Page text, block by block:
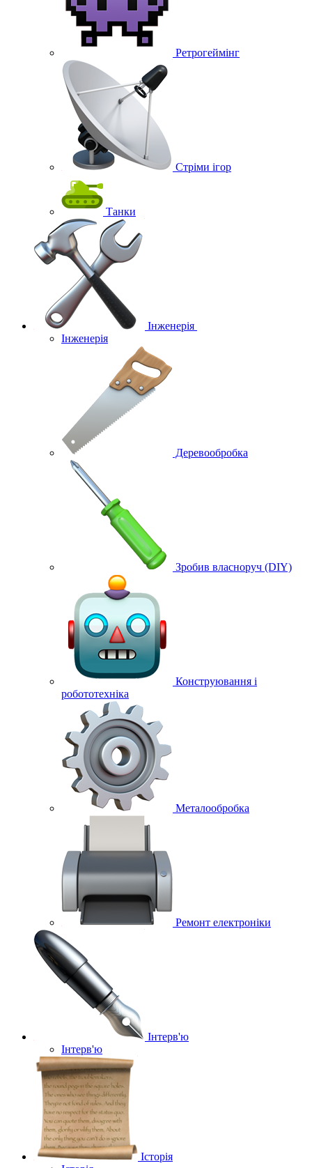
Ретрогеймінг
Стріми ігор
Танки
Інженерія
Інженерія
Деревообробка
Зробив власноруч (DIY)
Конструювання і
робототехніка
Металообробка
Ремонт електроніки
Інтерв'ю
Інтерв'ю
Історія